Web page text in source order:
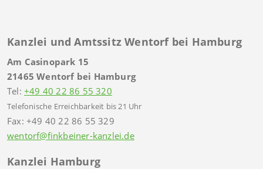
Kanzlei und Amtssitz Wentorf bei Hamburg
Am Casinopark 15
21465 Wentorf bei Hamburg
Tel: +49 40 22 86 55 320
Telefonische Erreichbarkeit bis 21 Uhr
Fax: +49 40 22 86 55 329
wentorf@finkbeiner-kanzlei.de
Kanzlei Hamburg